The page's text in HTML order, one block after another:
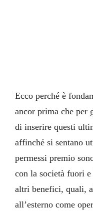
Ecco perché è
ancor prima che per
di inserire questi
affinché si sentano
permessi premio
con la società fuori
altri benefici, quali,
all’esterno come